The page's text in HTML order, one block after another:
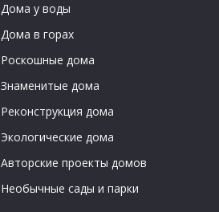
Дома у воды
Дома в горах
Роскошные дома
Знаменитые дома
Реконструкция дома
Экологические дома
Авторские проекты домов
Необычные сады и парки